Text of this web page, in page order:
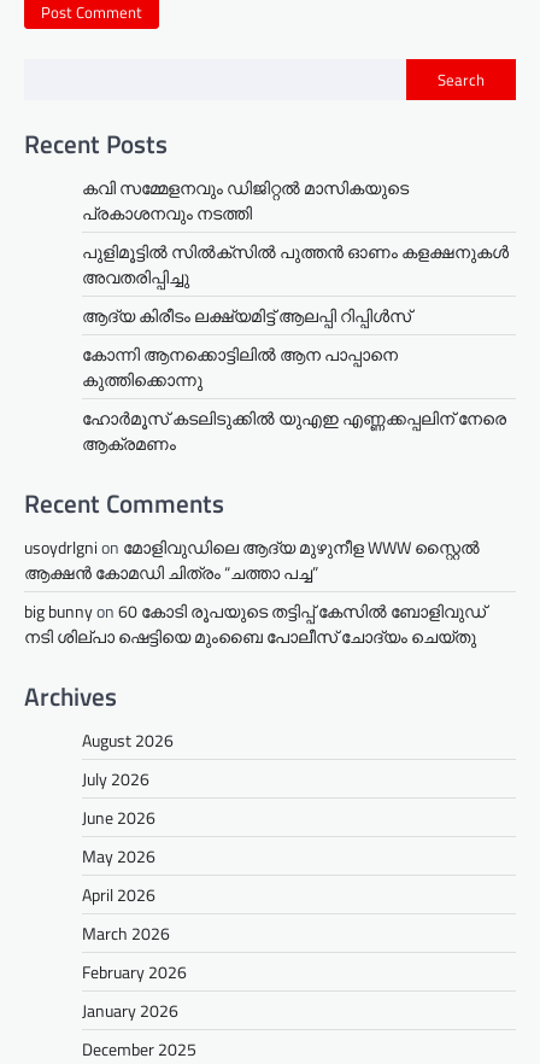
Search
Recent Posts
കവി സമ്മേളനവും ഡിജിറ്റൽ മാസികയുടെ
പ്രകാശനവും നടത്തി
പുളിമൂട്ടിൽ സിൽക്‌സിൽ പുത്തൻ ഓണം കളക്ഷനുകൾ
അവതരിപ്പിച്ചു
ആദ്യ കിരീടം ലക്ഷ്യമിട്ട് ആലപ്പി റിപ്പിൾസ്
കോന്നി ആനക്കൊട്ടിലിൽ ആന പാപ്പാനെ
കുത്തിക്കൊന്നു
ഹോർമൂസ് കടലിടുക്കിൽ യുഎഇ എണ്ണക്കപ്പലിന് നേരെ
ആക്രമണം
Recent Comments
usoydrlgnion മോളിവുഡിലെ ആദ്യ മുഴുനീള WWW സ്റ്റൈൽ
ആക്ഷൻ കോമഡി ചിത്രം “ചത്താ പച്ച”
big bunnyon60 കോടി രൂപയുടെ തട്ടിപ്പ് കേസിൽ ബോളിവുഡ്
നടി ശില്പാ ഷെട്ടിയെ മുംബൈ പോലീസ് ചോദ്യം ചെയ്തു
Archives
August 2026
July 2026
June 2026
May 2026
April 2026
March 2026
February 2026
January 2026
December 2025